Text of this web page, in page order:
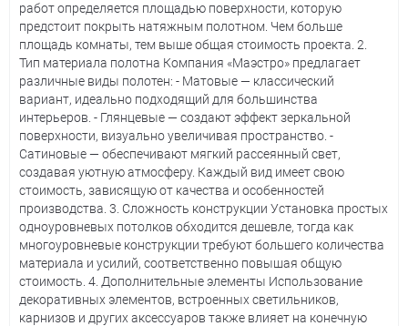
работ определяется площадью поверхности, которую
предстоит покрыть натяжным полотном. Чем больше
площадь комнаты, тем выше общая стоимость проекта. 2.
Тип материала полотна Компания «Маэстро» предлагает
различные виды полотен: - Матовые — классический
вариант, идеально подходящий для большинства
интерьеров. - Глянцевые — создают эффект зеркальной
поверхности, визуально увеличивая пространство. -
Сатиновые — обеспечивают мягкий рассеянный свет,
создавая уютную атмосферу. Каждый вид имеет свою
стоимость, зависящую от качества и особенностей
производства. 3. Сложность конструкции Установка простых
одноуровневых потолков обходится дешевле, тогда как
многоуровневые конструкции требуют большего количества
материала и усилий, соответственно повышая общую
стоимость. 4. Дополнительные элементы Использование
декоративных элементов, встроенных светильников,
карнизов и других аксессуаров также влияет на конечную